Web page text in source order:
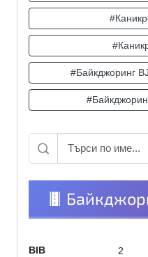
#Байкджоринг
BIB 2